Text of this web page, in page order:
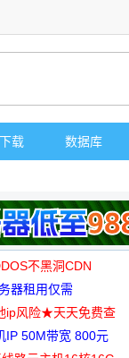
载 数据库
不黑洞CDN
器租用仅需
ip风险★天天免费查
IP 50M带宽 800元